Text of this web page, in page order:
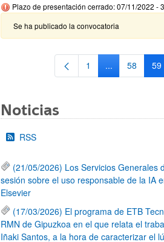
Plazo de presentación cerrado: 07/11/2022 -
Se ha publicado la convocatoria
Página
1 ...PáginasPágina
58 59
Noticias
RSS
(21/05/2026) Los Servicios Generales
sesión sobre el uso responsable de la IA
Elsevier
(17/03/2026) El programa de ETB
RMN de Gipuzkoa en el que relata el
Iñaki Santos, a la hora de caracterizar el